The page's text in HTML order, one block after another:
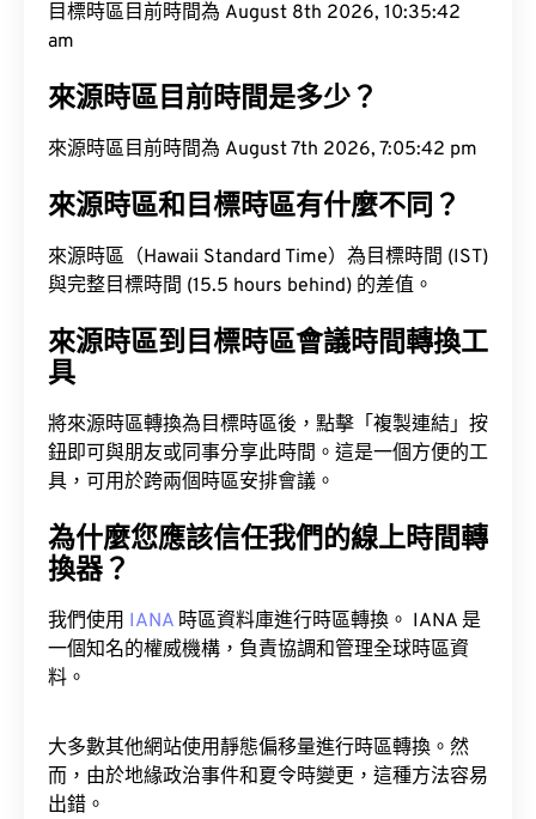
目標時區目前時間為 August 8th 2026, 10:35:42
am
來源時區目前時間是多少？
來源時區目前時間為 August 7th 2026, 7:05:42 pm
來源時區和目標時區有什麼不同？
來源時區（Hawaii Standard Time）為目標時間 (IST)
與完整目標時間 (15.5 hours behind) 的差值。
來源時區到目標時區會議時間轉換工
具
將來源時區轉換為目標時區後，點擊「複製連結」按
鈕即可與朋友或同事分享此時間。這是一個方便的工
具，可用於跨兩個時區安排會議。
為什麼您應該信任我們的線上時間轉
換器？
我們使用 IANA 時區資料庫進行時區轉換。 IANA 是
一個知名的權威機構，負責協調和管理全球時區資
料。
大多數其他網站使用靜態偏移量進行時區轉換。然
而，由於地緣政治事件和夏令時變更，這種方法容易
出錯。